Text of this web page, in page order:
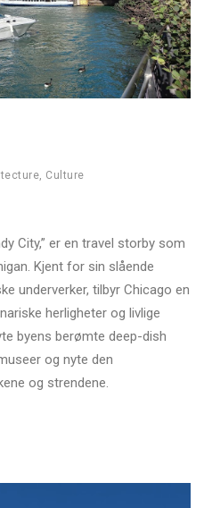
, Culture
City,” er en travel storby som
Kjent for sin slående
underverker, tilbyr Chicago en
herligheter og livlige
byens berømte deep-dish
og nyte den
og strendene.